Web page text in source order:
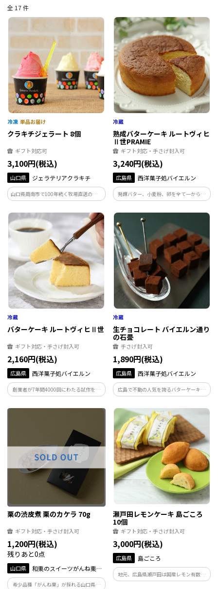
全 17 件
クラキチジェラート 8個
ギフト対応可
3,100円(税込)
山口県 ジェラテリアクラキチ
山口県周南市で100年続く牧場直送の朝搾
りミルクを使用したジェラートをはじ
め、厳選した6フレーバーを8個でセット
に。どれも素材本来の味を存分に生かし
た繊細な味わいが楽しめます。
熟成バターケーキ ルートヴィヒ
Ⅱ世PRAMIE
ギフト対応・手さげ封入可
3,240円(税込)
広島県 西洋菓子処バイエルン
発酵バター、小麦粉、卵を全て一から拘
り抜き、一つ一つの素材の熟成のタイミン
グを見極め、ワンランク上の「熟成バタ
ーケーキ」が完成しました。ふわっと広
がる発酵バターの香りを、まずはお楽し
みください。
バターケーキ ルートヴィヒⅡ世
ギフト対応・手さげ封入可
2,160円(税込)
広島県 西洋菓子処バイエルン
創業者が7年間4000回にわたる試作を重
ね、漸く完成に至った広島で不動の人気
を誇るバターケーキ「ルートヴィヒⅡ
生チョコレート バイエルン通り
の石畳
手さげ封入可
1,890円(税込)
広島県 西洋菓子処バイエルン
広島で不動の人気を誇るバターケーキを
手掛ける洋菓子店が作った、口の中です
っと溶け、チョコレートが広がり、後味
にほんのりビターな余韻が残る、こだわ
りが詰まった幸せの生チョコレート。
栗の渋皮煮 栗のカケラ 70g
ギフト対応・手さげ封入可
1,200円(税込)
残りあと0点
山口県
和栗のスイーツがんね栗の
里
希少品種「がんね栗」が採れる山口県岩
瀬戸田レモンケーキ 島ごころ
10個
ギフト対応・手さげ封入可
3,000円(税込)
広島県 島ごころ
地元、広島県瀬戸田は国産レモン有数の
産地。レモンの果皮のみを丁寧に刻んで